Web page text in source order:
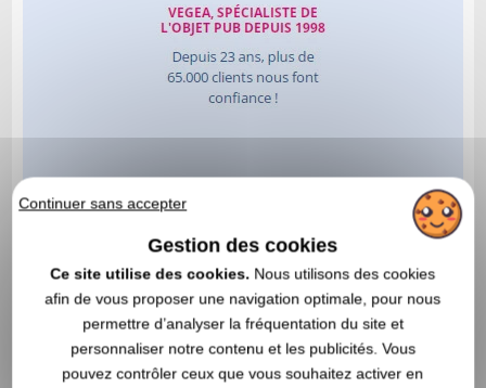
Continuer sans accepter
Gestion des cookies
Ce site utilise des cookies. Nous utilisons des cookies
afin de vous proposer une navigation optimale, pour nous
permettre d’analyser la fréquentation du site et
personnaliser notre contenu et les publicités. Vous
pouvez contrôler ceux que vous souhaitez activer en